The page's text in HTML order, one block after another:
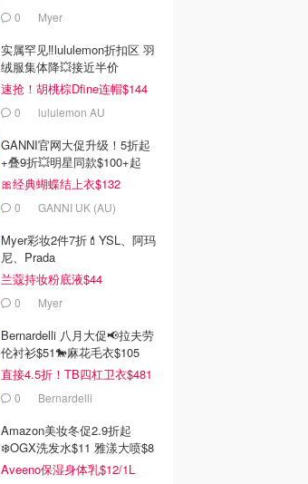
$423.00
0 Myer
实属罕见‼️lululemon折扣区 羽
绒服集体降💥接近半价
速抢！胡桃棕Dfine连帽$144
0 lululemon AU
GANNI官网大促升级！5折起
+叠9折💥明星同款$100+起
🎀经典蝴蝶结上衣$132
0 GANNI UK (AU)
Myer彩妆2件7折💄YSL、阿玛
尼、Prada
兰蔻持妆粉底液$44
0 Myer
Bernardelli 八月大促📢拉夫劳
伦衬衫$51🐎麻花毛衣$105
直接4.5折！TB四杠卫衣$481
0 Bernardelli
Amazon美妆冬促2.9折起
❄️OGX洗发水$11 雅漾大喷$8
Aveeno保湿身体乳$12/1L